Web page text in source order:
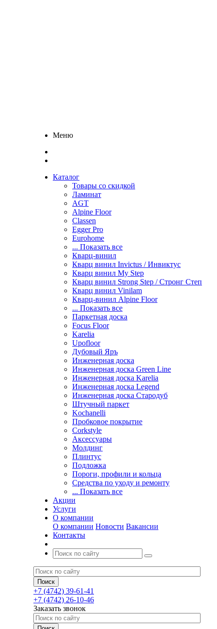
Меню
Каталог
Товары со скидкой
Ламинат
AGT
Alpine Floor
Classen
Egger Pro
Eurohome
... Показать все
Кварц-винил
Кварц винил Invictus / Инвиктус
Кварц винил My Step
Кварц винил Strong Step / Стронг Степ
Кварц винил Vinilam
Кварц-винил Alpine Floor
... Показать все
Паркетная доска
Focus Floor
Karelia
Upofloor
Дубовый Яръ
Инженерная доска
Инженерная доска Green Line
Инженерная доска Karelia
Инженерная доска Legend
Инженерная доска Стародуб
Штучный паркет
Kochanelli
Пробковое покрытие
Corkstyle
Аксессуары
Молдинг
Плинтус
Подложка
Пороги, профили и кольца
Средства по уходу и ремонту
... Показать все
Акции
Услуги
О компании
О компании Новости Вакансии
Контакты
+7 (4742) 39-61-41
+7 (4742) 26-10-46
Заказать звонок